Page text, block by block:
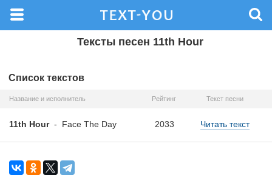
Тексты песен 11th Hour
Список текстов
Название и исполнитель Рейтинг Текст песни
11th Hour- Face The Day 2033 Читать текст